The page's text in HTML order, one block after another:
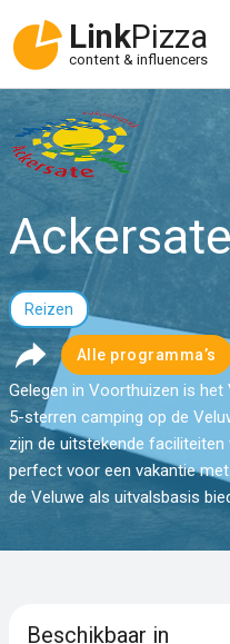
LinkPizza
content & influencers
Reizen
Alle programma’s
Gelegen in Voorthuizen is het
5-sterren camping op de
zijn de uitstekende
perfect voor een vakantie
de Veluwe als uitvalsbasis
Beschikbaar in